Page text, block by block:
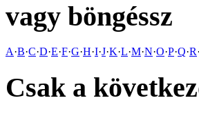
vagy böngéssz
A·B·C·D·E·F·G·H·I·J·K·L·M·N·O·P·Q·R·
Csak a